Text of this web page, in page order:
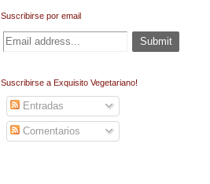
Suscribirse por email
Suscribirse a Exquisito Vegetariano!
Entradas
Comentarios